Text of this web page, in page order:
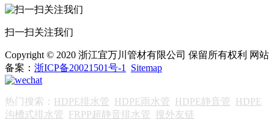
扫一扫关注我们
Copyright © 2020 浙江宜万川管材有限公司 保留所有权利 网站
备案： 浙ICP备20021501号-1 Sitemap
热门搜索： HDPE排水管 HDPE雨水管 HDPE静音管 HDPE
沟槽式排水管 FRPP超静音排水管 搜外友链